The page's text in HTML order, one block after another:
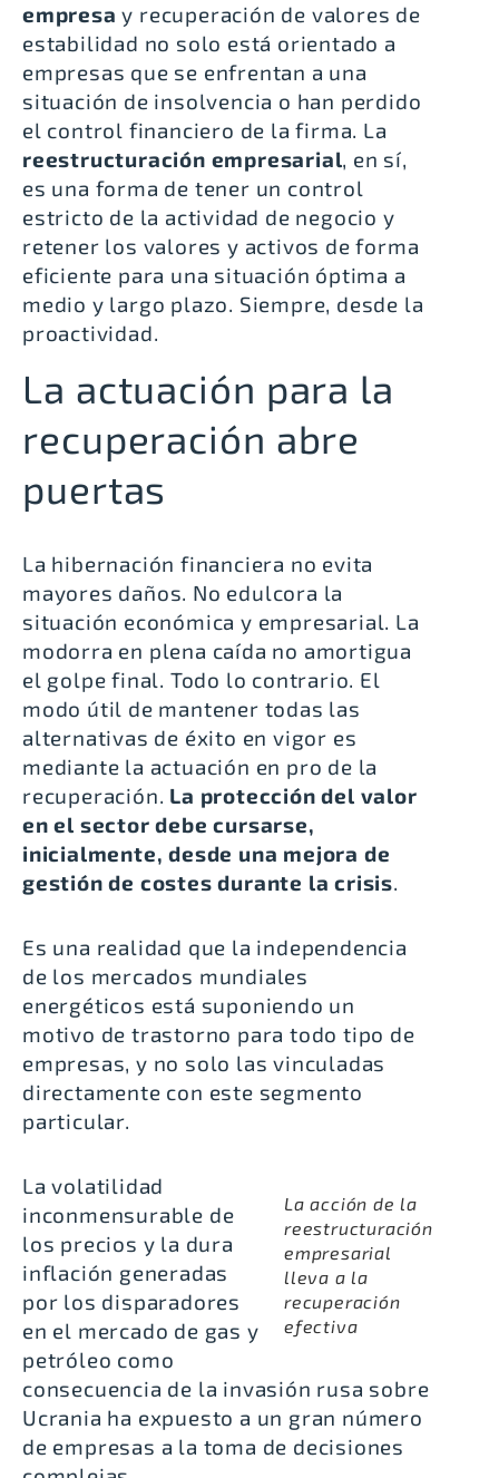
empresay recuperación de valores de
estabilidad no solo está orientado a
empresas que se enfrentan a una
situación de insolvencia o han perdido
el control financiero de la firma. La
reestructuración empresarial, en sí,
es una forma de tener un control
estricto de la actividad de negocio y
retener los valores y activos de forma
eficiente para una situación óptima a
medio y largo plazo. Siempre, desde la
proactividad.
La actuación para la
recuperación abre
puertas
La hibernación financiera no evita
mayores daños. No edulcora la
situación económica y empresarial. La
modorra en plena caída no amortigua
el golpe final. Todo lo contrario. El
modo útil de mantener todas las
alternativas de éxito en vigor es
mediante la actuación en pro de la
recuperación. La protección del valor
en el sector debe cursarse,
inicialmente, desde una mejora de
gestión de costes durante la crisis.
Es una realidad que la independencia
de los mercados mundiales
energéticos está suponiendo un
motivo de trastorno para todo tipo de
empresas, y no solo las vinculadas
directamente con este segmento
particular.
La acción de la
reestructuración
empresarial
lleva a la
recuperación
efectiva
La volatilidad
inconmensurable de
los precios y la dura
inflación generadas
por los disparadores
en el mercado de gas y
petróleo como
consecuencia de la invasión rusa sobre
Ucrania ha expuesto a un gran número
de empresas a la toma de decisiones